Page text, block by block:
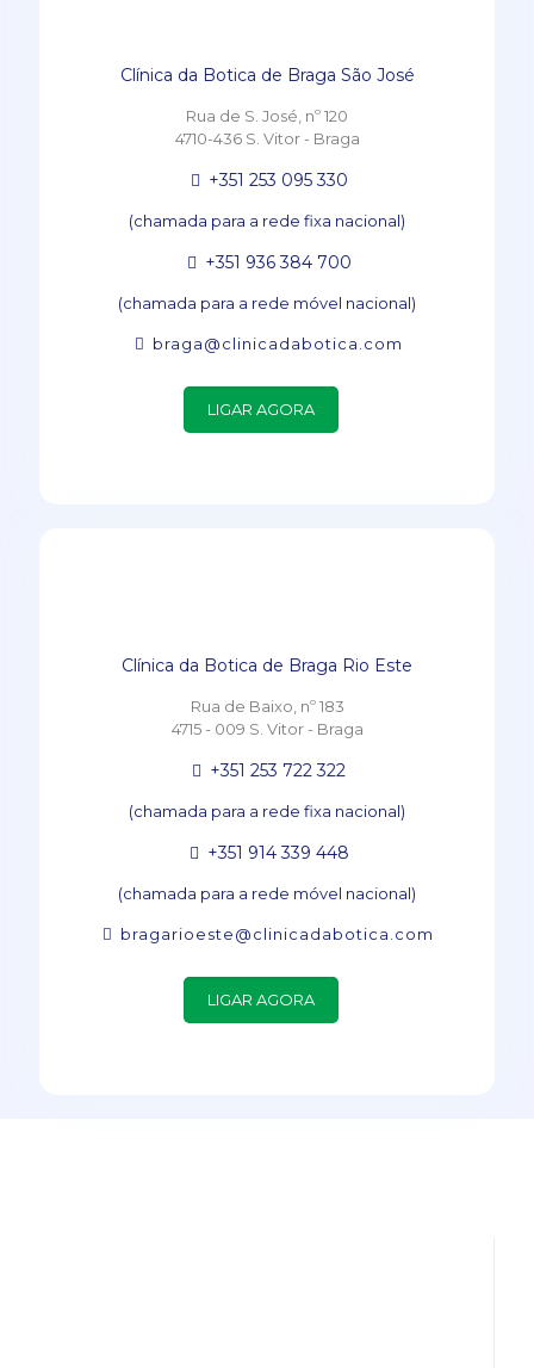
Clínica da Botica de Braga São José
Rua de S. José, nº 120
4710-436 S. Vitor - Braga
+351 253 095 330
(chamada para a rede fixa nacional)
+351 936 384 700
(chamada para a rede móvel nacional)
braga@clinicadabotica.com
LIGAR AGORA
Clínica da Botica de Braga Rio Este
Rua de Baixo, nº 183
4715 - 009 S. Vitor - Braga
+351 253 722 322
(chamada para a rede fixa nacional)
+351 914 339 448
(chamada para a rede móvel nacional)
bragarioeste@clinicadabotica.com
LIGAR AGORA